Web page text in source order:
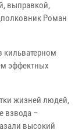
выправкой,
Роман
кильватерном
эффектных
жизней людей,
взвода –
высокий